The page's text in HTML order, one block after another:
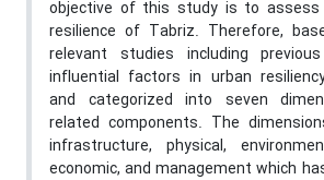
objective of this study is to assess
resilience of Tabriz. Therefore,
relevant studies including
influential factors in urban
and categorized into seven
related components. The
infrastructure, physical,
economic, and management which